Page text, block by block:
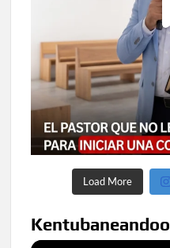
Load More
Kentubaneandoo